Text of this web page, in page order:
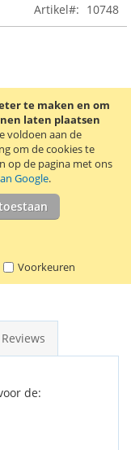
te maken en om
laten plaatsen
voldoen aan de
om de cookies te
op de pagina met ons
Google.
Voorkeuren
Artikel
10748
Reviews
de: